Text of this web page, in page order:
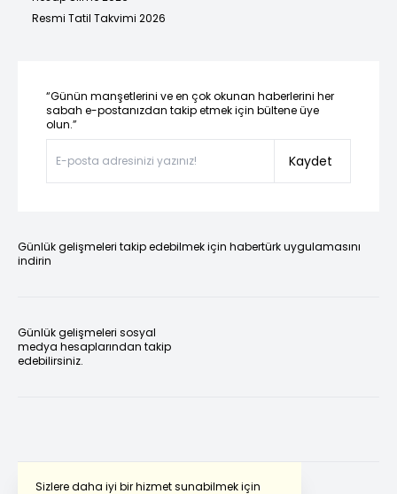
Sizlere daha iyi bir hizmet sunabilmek için
Resmi Tatil Takvimi 2026
“Günün manşetlerini ve en çok okunan haberlerini her
sabah e-postanızdan takip etmek için bültene üye
olun.”
Kaydet
Günlük gelişmeleri takip edebilmek için habertürk uygulamasını
indirin
Günlük gelişmeleri sosyal
medya hesaplarından takip
edebilirsiniz.